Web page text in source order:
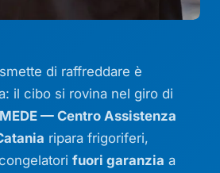
di raffreddare è
il cibo si rovina nel giro di
— Centro Assistenza
ripara frigoriferi,
fuori garanzia a